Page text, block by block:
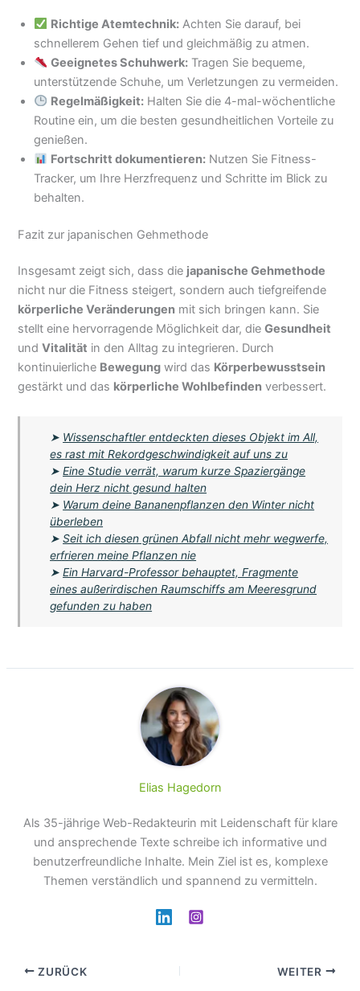
Richtige Atemtechnik: Achten Sie darauf, bei
schnellerem Gehen tief und gleichmäßig zu atmen.
Geeignetes Schuhwerk: Tragen Sie bequeme,
unterstützende Schuhe, um Verletzungen zu vermeiden.
Regelmäßigkeit: Halten Sie die 4-mal-wöchentliche
Routine ein, um die besten gesundheitlichen Vorteile zu
genießen.
Fortschritt dokumentieren: Nutzen Sie Fitness-
Tracker, um Ihre Herzfrequenz und Schritte im Blick zu
behalten.
Fazit zur japanischen Gehmethode
Insgesamt zeigt sich, dass die japanische Gehmethode
nicht nur die Fitness steigert, sondern auch tiefgreifende
körperliche Veränderungen mit sich bringen kann. Sie
stellt eine hervorragende Möglichkeit dar, dieGesundheit
undVitalität in den Alltag zu integrieren. Durch
kontinuierliche Bewegung wird das Körperbewusstsein
gestärkt und das körperliche Wohlbefinden verbessert.
➤ Wissenschaftler entdeckten dieses Objekt im All,
es rast mit Rekordgeschwindigkeit auf uns zu
➤Eine Studie verrät, warum kurze Spaziergänge
dein Herz nicht gesund halten
➤ Warum deine Bananenpflanzen den Winter nicht
überleben
➤Seit ich diesen grünen Abfall nicht mehr wegwerfe,
erfrieren meine Pflanzen nie
➤Ein Harvard-Professor behauptet, Fragmente
eines außerirdischen Raumschiffs am Meeresgrund
gefunden zu haben
Elias Hagedorn
Als 35-jährige Web-Redakteurin mit Leidenschaft für klare
und ansprechende Texte schreibe ich informative und
benutzerfreundliche Inhalte. Mein Ziel ist es, komplexe
Themen verständlich und spannend zu vermitteln.
ZURÜCK WEITER